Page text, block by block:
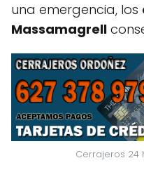
una emergencia, los
Massamagrell
Cerrajeros 24